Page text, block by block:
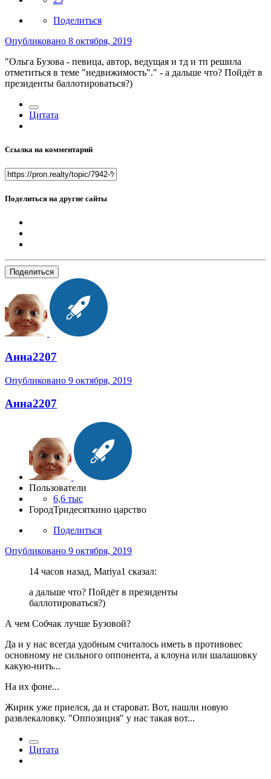
Поделиться
Опубликовано 8 октября, 2019
"Ольга Бузова - певица, автор, ведущая и тд и тп решила
отметиться в теме "недвижимость"." - а дальше что? Пойдёт в
президенты баллотироваться?)
Цитата
Ссылка на комментарий
Поделиться на другие сайты
Поделиться
Анна2207
Опубликовано 9 октября, 2019
Анна2207
Пользователи
6,6 тыс
ГородТридесяткино царство
Поделиться
Опубликовано 9 октября, 2019
14 часов назад, Mariya1 сказал:
а дальше что? Пойдёт в президенты
баллотироваться?)
А чем Собчак лучше Бузовой?
Да и у нас всегда удобным считалось иметь в противовес
основному не сильного оппонента, а клоуна или шалашовку
какую-нить...
На их фоне...
Жирик уже приелся, да и староват. Вот, нашли новую
развлекаловку. "Оппозиция" у нас такая вот...
Цитата